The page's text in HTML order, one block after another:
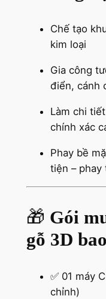
Chế tạo
kim loại
Gia công
điển, cánh
Làm chi
chính xác
Phay bề
tiện – phay
🎁 Gói
gỗ 3D
✅ 01 máy
chỉnh)